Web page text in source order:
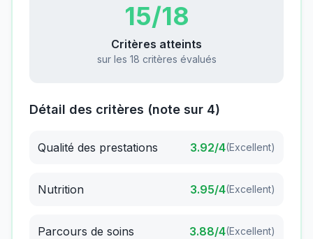
15/18
Critères atteints
sur les 18 critères évalués
Détail des critères (note sur 4)
Qualité des prestations 3.92/4(Excellent)
Nutrition 3.95/4(Excellent)
Parcours de soins 3.88/4(Excellent)